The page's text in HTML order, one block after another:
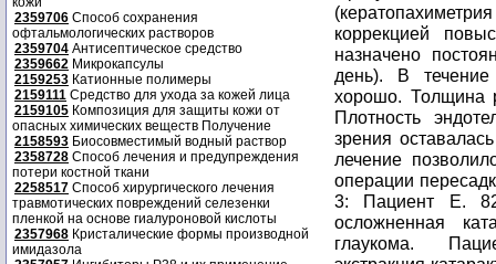
2359706 Способ сохранения
офтальмологических растворов
2359704 Антисептическое средство
2359662 Микрокапсулы
2159253 Катионные полимеры
2159111 Средство для ухода за кожей лица
2159105 Композиция для защиты кожи от
опасных химических веществ Получение
2158593 Биосовместимый водный раствор
2358728 Способ лечения и предупреждения
потери костной ткани
2258517 Способ хирургического лечения
травмотических повреждений селезенки
пленкой на основе гиалуроновой кислоты
2357968 Кристалические формы производной
имидазола
коррекцией
назначено
день). В
хорошо. Толщина
Плотность
зрения
лечение
операции
3: Пациент Е.
осложненная
глаукома.